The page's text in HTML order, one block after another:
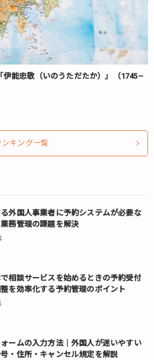
能忠敬（いのうただたか）」（1745–
ンキング一覧
る外国人事業者に予約システムが必要な
務管理の課題を解決
相談サービスを始めるときの予約受付
を効率化する予約管理のポイント
ォームの入力方法｜外国人が迷いやすい
・住所・キャンセル規定を解説